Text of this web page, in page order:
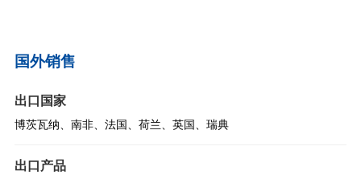
国外销售
出口国家
博茨瓦纳、南非、法国、荷兰、英国、瑞典
出口产品